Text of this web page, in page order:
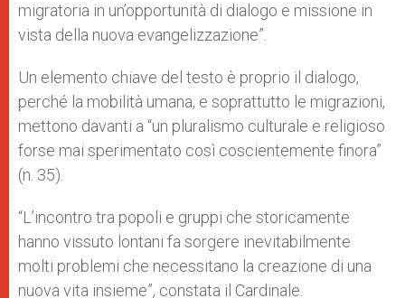
migratoria in un’opportunità di dialogo e missione in
vista della nuova evangelizzazione”.
Un elemento chiave del testo è proprio il dialogo,
perché la mobilità umana, e soprattutto le migrazioni,
mettono davanti a “un pluralismo culturale e religioso
forse mai sperimentato così coscientemente finora”
(n. 35).
“L’incontro tra popoli e gruppi che storicamente
hanno vissuto lontani fa sorgere inevitabilmente
molti problemi che necessitano la creazione di una
nuova vita insieme”, constata il Cardinale.